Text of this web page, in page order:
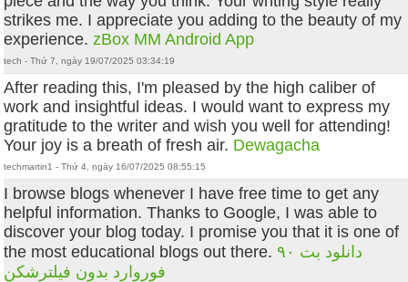
strikes me. I appreciate you adding to the beauty of my
experience.zBox MM Android App
tech - Thứ 7, ngày 19/07/2025 03:34:19
After reading this, I'm pleased by the high caliber of
work and insightful ideas. I would want to express my
gratitude to the writer and wish you well for attending!
Your joy is a breath of fresh air. Dewagacha
techmartin1 - Thứ 4, ngày 16/07/2025 08:55:15
I browse blogs whenever I have free time to get any
helpful information. Thanks to Google, I was able to
discover your blog today. I promise you that it is one of
the most educational blogs out there. دانلود بت ۹۰
فوروارد بدون فیلترشکن